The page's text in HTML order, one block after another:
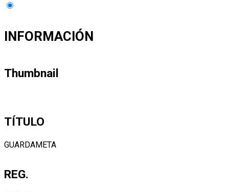
INFORMACIÓN
Thumbnail
TÍTULO
GUARDAMETA
REG.